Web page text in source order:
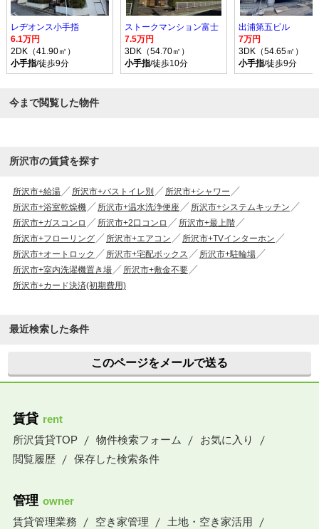
レヂオンス小手指
6.1万円
2DK（41.90㎡）
小手指/徒歩9分
ストークマンション富士
7.5万円
3DK（54.70㎡）
小手指/徒歩10分
出浦第五ビル
7万円
3DK（54.65㎡）
小手指/徒歩9分
今まで閲覧した物件
所沢市の賃貸を探す
所沢市+給湯 所沢市+バストイレ別
所沢市+シャワー
所沢市+浴室乾燥機
所沢市+温水洗浄便座
所沢市+システムキッチン
所沢市+ガスコンロ
所沢市+2口コンロ
所沢市+最上階
所沢市+フローリング
所沢市+エアコン
所沢市+TVインターホン
所沢市+オートロック
所沢市+宅配ボックス
所沢市+駐輪場
所沢市+室内洗濯機置き場
所沢市+敷金不要
所沢市+カード決済(初期費用)
最近検索した条件
このページをメールで送る
賃貸 rent
所沢賃貸TOP
物件検索フォーム
お気に入り
閲覧履歴
保存した検索条件
管理 owner
賃貸管理業務
空き家管理
土地・空き家活用